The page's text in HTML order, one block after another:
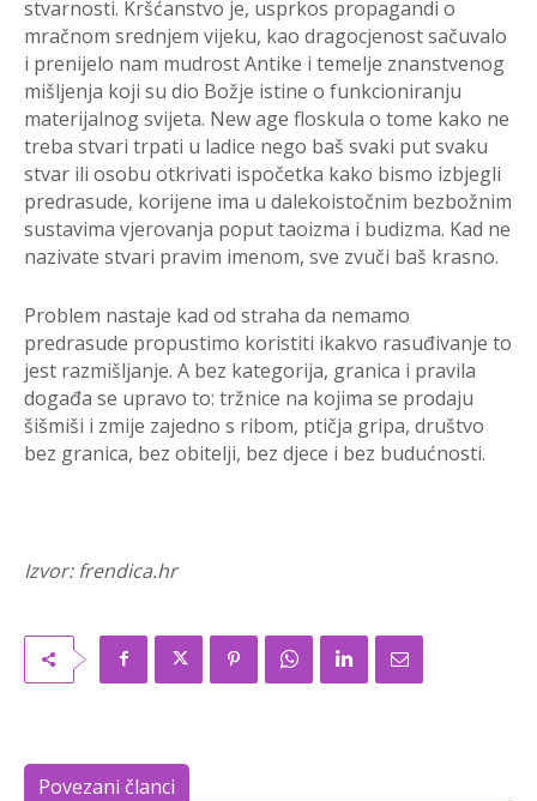
stvarnosti. Kršćanstvo je, usprkos propagandi o
mračnom srednjem vijeku, kao dragocjenost sačuvalo
i prenijelo nam mudrost Antike i temelje znanstvenog
mišljenja koji su dio Božje istine o funkcioniranju
materijalnog svijeta. New age floskula o tome kako ne
treba stvari trpati u ladice nego baš svaki put svaku
stvar ili osobu otkrivati ispočetka kako bismo izbjegli
predrasude, korijene ima u dalekoistočnim bezbožnim
sustavima vjerovanja poput taoizma i budizma. Kad ne
nazivate stvari pravim imenom, sve zvuči baš krasno.
Problem nastaje kad od straha da nemamo
predrasude propustimo koristiti ikakvo rasuđivanje to
jest razmišljanje. A bez kategorija, granica i pravila
događa se upravo to: tržnice na kojima se prodaju
šišmiši i zmije zajedno s ribom, ptičja gripa, društvo
bez granica, bez obitelji, bez djece i bez budućnosti.
Izvor: frendica.hr
Povezani članci